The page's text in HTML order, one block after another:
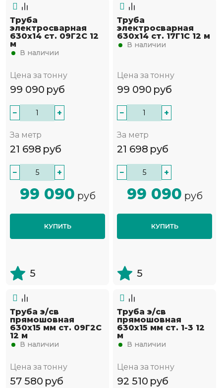
Труба
электросварная
630х14 ст. 09Г2С 12
м
В наличии
Цена за тонну
99 090 руб
− +
За метр
21 698 руб
− +
99 090 руб
КУПИТЬ
5
Труба
электросварная
630х14 ст. 17Г1С 12 м
В наличии
Цена за тонну
99 090 руб
− +
За метр
21 698 руб
− +
99 090 руб
КУПИТЬ
5
Труба э/св
прямошовная
630х15 мм ст. 09Г2С
12 м
В наличии
Цена за тонну
57 580 руб
Труба э/св
прямошовная
630х15 мм ст. 1-3 12
м
В наличии
Цена за тонну
92 510 руб